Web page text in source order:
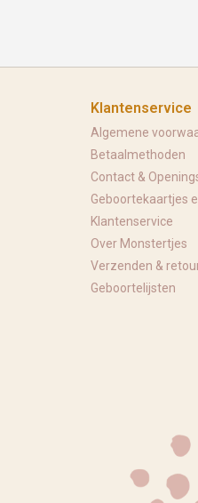
Klantenservice
Algemene
Betaalmethoden
Contact &
Geboortekaartjes
Klantenservice
Over Monstertjes
Verzenden &
Geboortelijsten